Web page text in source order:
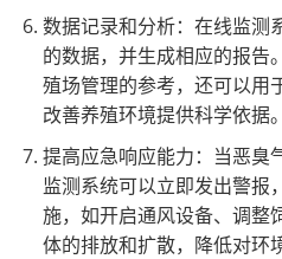
数据记录和分析：在线监测
的数据，并生成相应的报告
殖场管理的参考，还可以用
改善养殖环境提供科学依据。
提高应急响应能力：当恶臭
监测系统可以立即发出警报
施，如开启通风设备、调整
体的排放和扩散，降低对环